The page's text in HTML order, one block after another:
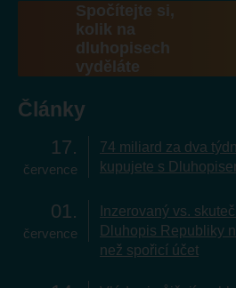
Spočítejte si,
kolik na
dluhopisech
vyděláte
Články
17
července
74 miliard za dva
kupujete s
01
července
Inzerovaný vs.
Dluhopis Republiky
než spořicí účet